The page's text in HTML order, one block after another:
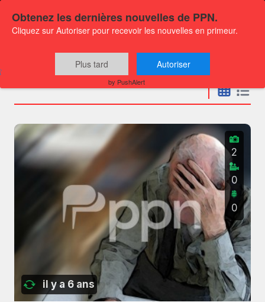
Communiqués
il y a 6 ans
2
0
0
Obtenez les dernières nouvelles de PPN.
Cliquez sur Autoriser pour recevoir les nouvelles en primeur.
Plus tard Autoriser
by PushAlert